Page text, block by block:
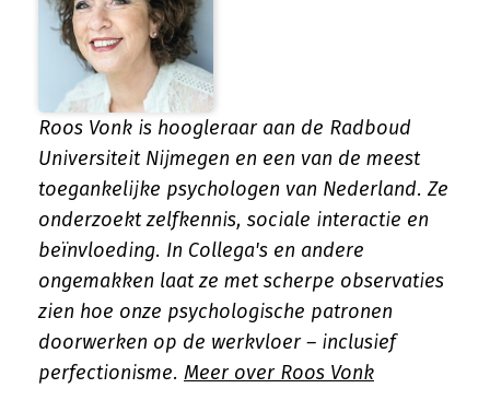
Roos Vonk is hoogleraar aan de Radboud
Universiteit Nijmegen en een van de meest
toegankelijke psychologen van Nederland. Ze
onderzoekt zelfkennis, sociale interactie en
beïnvloeding. In Collega's en andere
ongemakken laat ze met scherpe observaties
zien hoe onze psychologische patronen
doorwerken op de werkvloer – inclusief
perfectionisme. Meer over Roos Vonk